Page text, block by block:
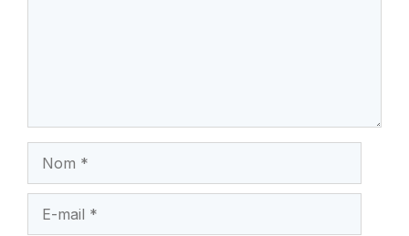
mail